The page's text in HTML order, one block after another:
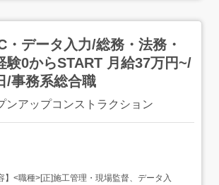
・データ入力/総務・法務・
験0からSTART 月給37万円~/
/事務系総合職
ンアップコンストラクション
】<職種>[正]施工管理・現場監督、データ入